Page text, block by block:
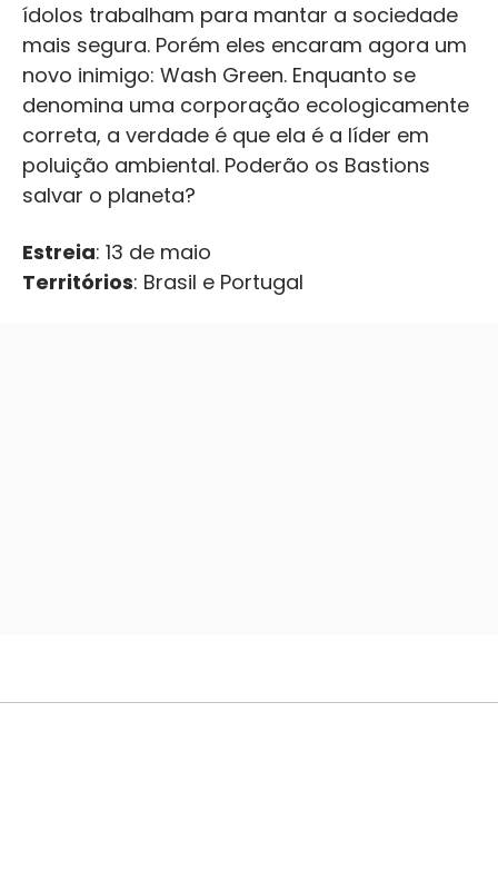
ídolos trabalham para mantar a sociedade
mais segura. Porém eles encaram agora um
novo inimigo: Wash Green. Enquanto se
denomina uma corporação ecologicamente
correta, a verdade é que ela é a líder em
poluição ambiental. Poderão os Bastions
salvar o planeta?
Estreia: 13 de maio
Territórios: Brasil e Portugal